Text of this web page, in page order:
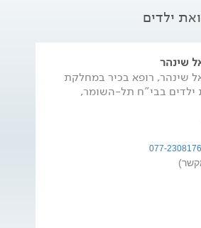
ילדים
שינהר
שינהר, רופא בכיר במחלקת
ילדים בבי"ח תל-השומר,
077-2308176